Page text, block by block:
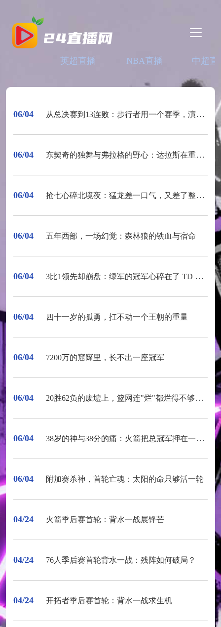
英超直播 NBA直播 中超直
06/04 从总决赛到13连败：步行者用一个赛季，演完了一部悲剧
06/04 东契奇的独舞与弗拉格的野心：达拉斯在重建的废墟上跳舞
06/04 抢七心碎北境夜：猛龙差一口气，又差了整整一口气
06/04 五年西部，一场幻觉：森林狼的铁血与宿命
06/04 3比1领先却崩盘：绿军的冠军心碎在了 TD 花园的地板上
06/04 四十一岁的孤勇，扛不动一个王朝的重量
06/04 7200万的窟窿里，长不出一座冠军
06/04 20胜62负的废墟上，篮网连"烂"都烂得不够彻底
06/04 38岁的神与38分的痛：火箭把总冠军押在一个人身上，然后输了
06/04 附加赛杀神，首轮亡魂：太阳的命只够活一轮
04/24 火箭季后赛首轮：背水一战展锋芒
04/24 76人季后赛首轮背水一战：残阵如何破局？
04/24 开拓者季后赛首轮：背水一战求生机